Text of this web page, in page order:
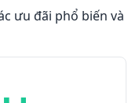
ưu đãi phổ biến và